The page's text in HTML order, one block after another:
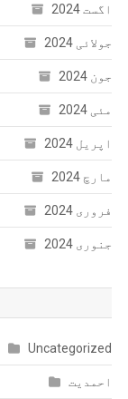
اگست 2024
جولائی 2024
جون 2024
مئی 2024
اپریل 2024
مارچ 2024
فروری 2024
جنوری 2024
Uncategorized
احمدیت